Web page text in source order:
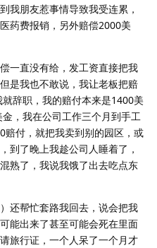
我朋友惹事情导致我受连累，
药费报销，另外赔偿2000美
一直没有给，发工资直接把我
是我也不敢说，我让老板把赔
辞职，我的赔付本来是1400美
，我在公司工作三个月到手工
付，就把我卖到别的园区，或
到了晚上我趁公司人睡着了，
熟了，我说我饿了出去吃点东
还帮忙套路我回去，说会把我
能出来了甚至可能会死在里面
旅行证，一个人呆了一个月才